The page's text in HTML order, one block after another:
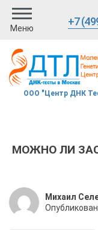
Меню
+7
ООО "Центр ДНК
МОЖНО ЛИ
Михаил